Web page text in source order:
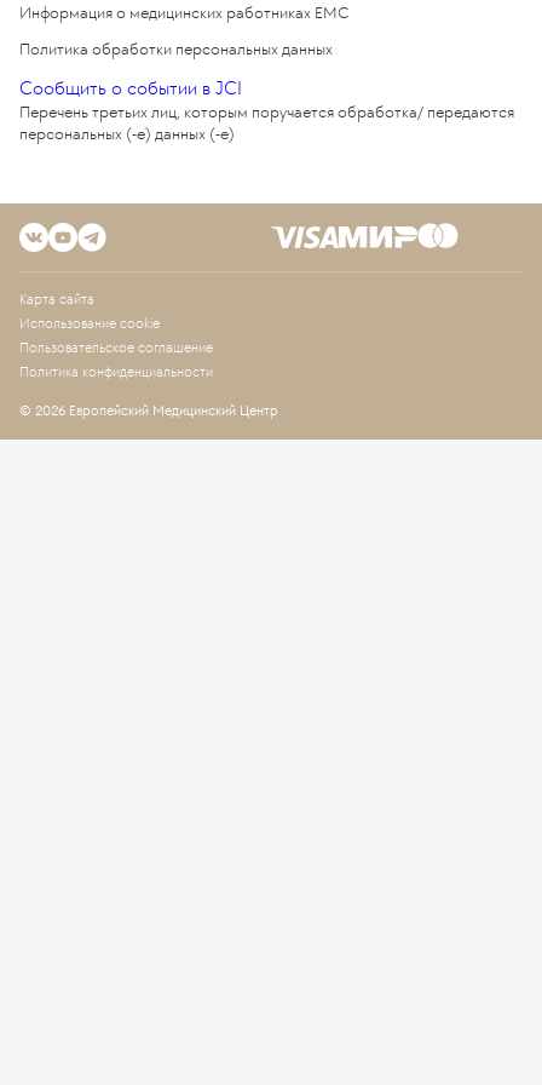
Информация о медицинских работниках EMC
Политика обработки персональных данных
Сообщить о событии в JCI
Перечень третьих лиц, которым поручается обработка/ передаются
персональных (-е) данных (-е)
Карта сайта
Использование cookie
Пользовательское соглашение
Политика конфиденциальности
© 2026 Европейский Медицинский Центр